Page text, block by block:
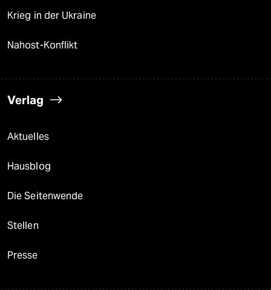
Krieg in der Ukraine
Nahost-Konflikt
Verlag
Aktuelles
Hausblog
Die Seitenwende
Stellen
Presse